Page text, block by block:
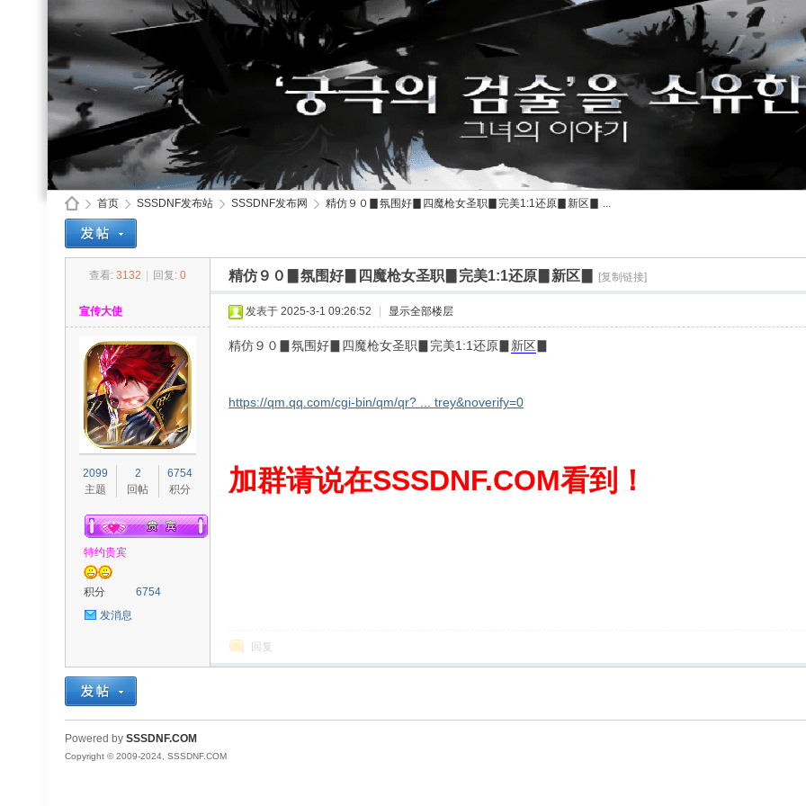
首页
›
SSSDNF发布站 SSSDNF发布网
›
精仿９０▊氛围好▊四魔枪女圣职▊完美1:1还原▊新区▊ ...
查看: 3132 回复: 0 精仿９０▊氛围好▊四魔枪女圣职▊完美1:1还原▊新区▊ [复制链接]
宣传大使
2099
主题
2
回帖
6754
积分
特约贵宾
积分
6754
发消息
发表于 2025-3-1 09:26:52 显示全部楼层
精仿９０▊氛围好▊四魔枪女圣职▊完美1:1还原▊ 新区▊
https://qm.qq.com/cgi-bin/qm/qr? ... trey&noverify=0
加群请说在SSSDNF.COM看到！
回复
Powered by SSSDNF.COM
Copyright © 2009-2024, SSSDNF.COM